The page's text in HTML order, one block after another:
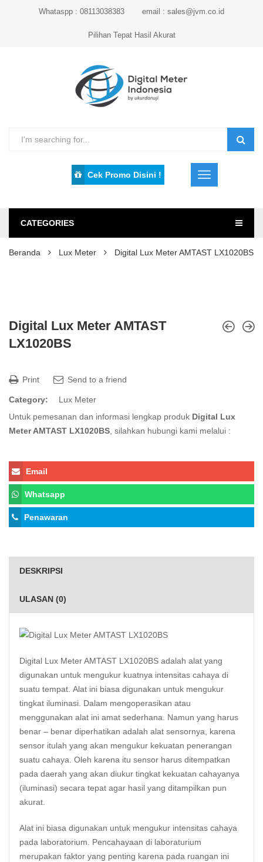
Whataspp : 08113038383 email : sales@jvm.co.id
Pilihan Tepat Hasil Akurat
Cek Promo Disini !
CATEGORIES
Beranda Lux Meter Digital Lux Meter AMTAST LX1020BS
Digital Lux Meter AMTAST
LX1020BS
Print Send to a friend
Category:
Lux Meter
Untuk pemesanan dan informasi lengkap produk Digital Lux
Meter AMTAST LX1020BS, silahkan hubungi kami melalui :
Email
Whatsapp
Penawaran
DESKRIPSI
ULASAN (0)
Digital Lux MeterAMTAST LX1020BS adalah alat yang
digunakan untuk mengukur kuatnya intensitas cahaya di
suatu tempat. Alat ini biasa digunakan untuk mengukur
tingkat iluminasi. Dalam mengoperasikan atau
menggunakan alat ini amat sederhana. Namun yang harus
benar – benar diperhatikan adalah alat sensornya, karena
sensor itulah yang akan mengukur kekuatan penerangan
suatu cahaya. Oleh karena itu sensor harus ditempatkan
pada daerah yang akan diukur tingkat kekuatan cahayanya
(iluminasi) secara tepat agar hasil yang ditampilkan pun
akurat.
Alat ini biasa digunakan untuk mengukur intensitas cahaya
pada laboratorium. Pencahayaan di laboraturium
merupakan faktor yang penting karena pada ruangan ini